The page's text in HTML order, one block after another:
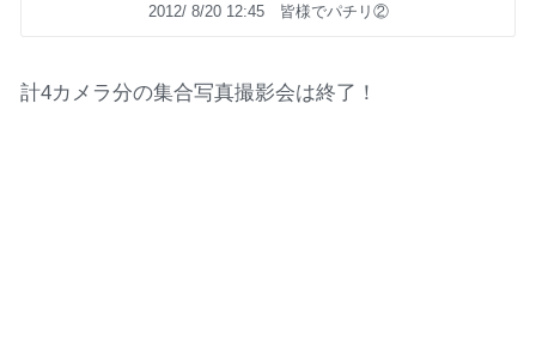
2012/ 8/20 12:45 皆様でパチリ②
計4カメラ分の集合写真撮影会は終了！